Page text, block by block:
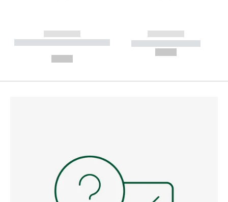
------------
----------- ----------- --------
------------
----------- -----------